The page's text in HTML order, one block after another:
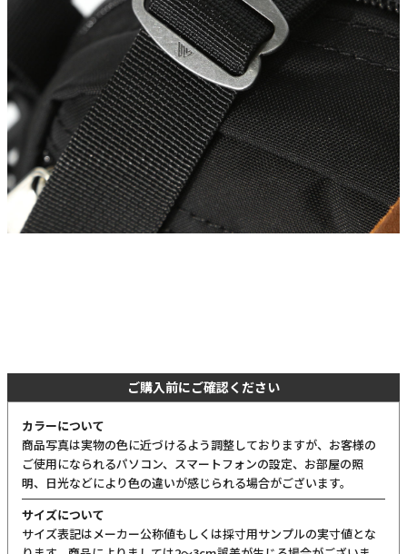
ご購入前にご確認ください
カラーについて
商品写真は実物の色に近づけるよう調整しておりますが、お客様の
ご使用になられるパソコン、スマートフォンの設定、お部屋の照
明、日光などにより色の違いが感じられる場合がございます。
サイズについて
サイズ表記はメーカー公称値もしくは採寸用サンプルの実寸値とな